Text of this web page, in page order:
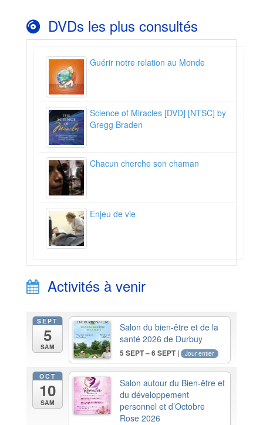
DVDs les plus consultés
Guérir notre relation au Monde
Science of Miracles [DVD] [NTSC] by
Gregg Braden
Chacun cherche son chaman
Enjeu de vie
Activités à venir
SEPT
5
SAM
Salon du bien-être et de la
santé 2026 de Durbuy
5 SEPT – 6 SEPT | Jour entier
OCT
10
SAM
Salon autour du Bien-être et
du développement
personnel et d’Octobre
Rose 2026